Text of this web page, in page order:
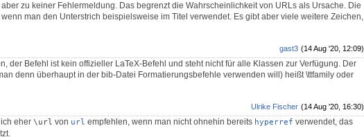
zu keiner Fehlermeldung. Das begrenzt die Wahrscheinlichkeit von URLs als Ursache. Die
man den Unterstrich beispielsweise im Titel verwendet. Es gibt aber viele weitere Zeichen,
(14 Aug '20, 12:09)
gast3
der Befehl ist kein offizieller LaTeX-Befehl und steht nicht für alle Klassen zur Verfügung. Der
denn überhaupt in der bib-Datei Formatierungsbefehle verwenden will) heißt \ttfamily oder
(14 Aug '20, 16:30)
Ulrike Fischer
eher \url von url empfehlen, wenn man nicht ohnehin bereits hyperref verwendet, das